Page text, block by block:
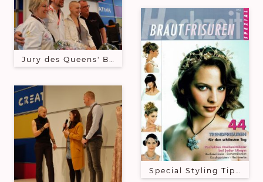
Jury des Queens' Battle:
Special Styling Tipps